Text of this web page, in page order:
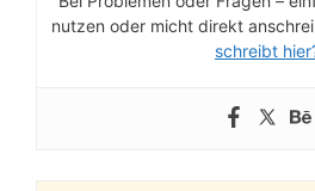
nutzen oder micht direkt
schreibt